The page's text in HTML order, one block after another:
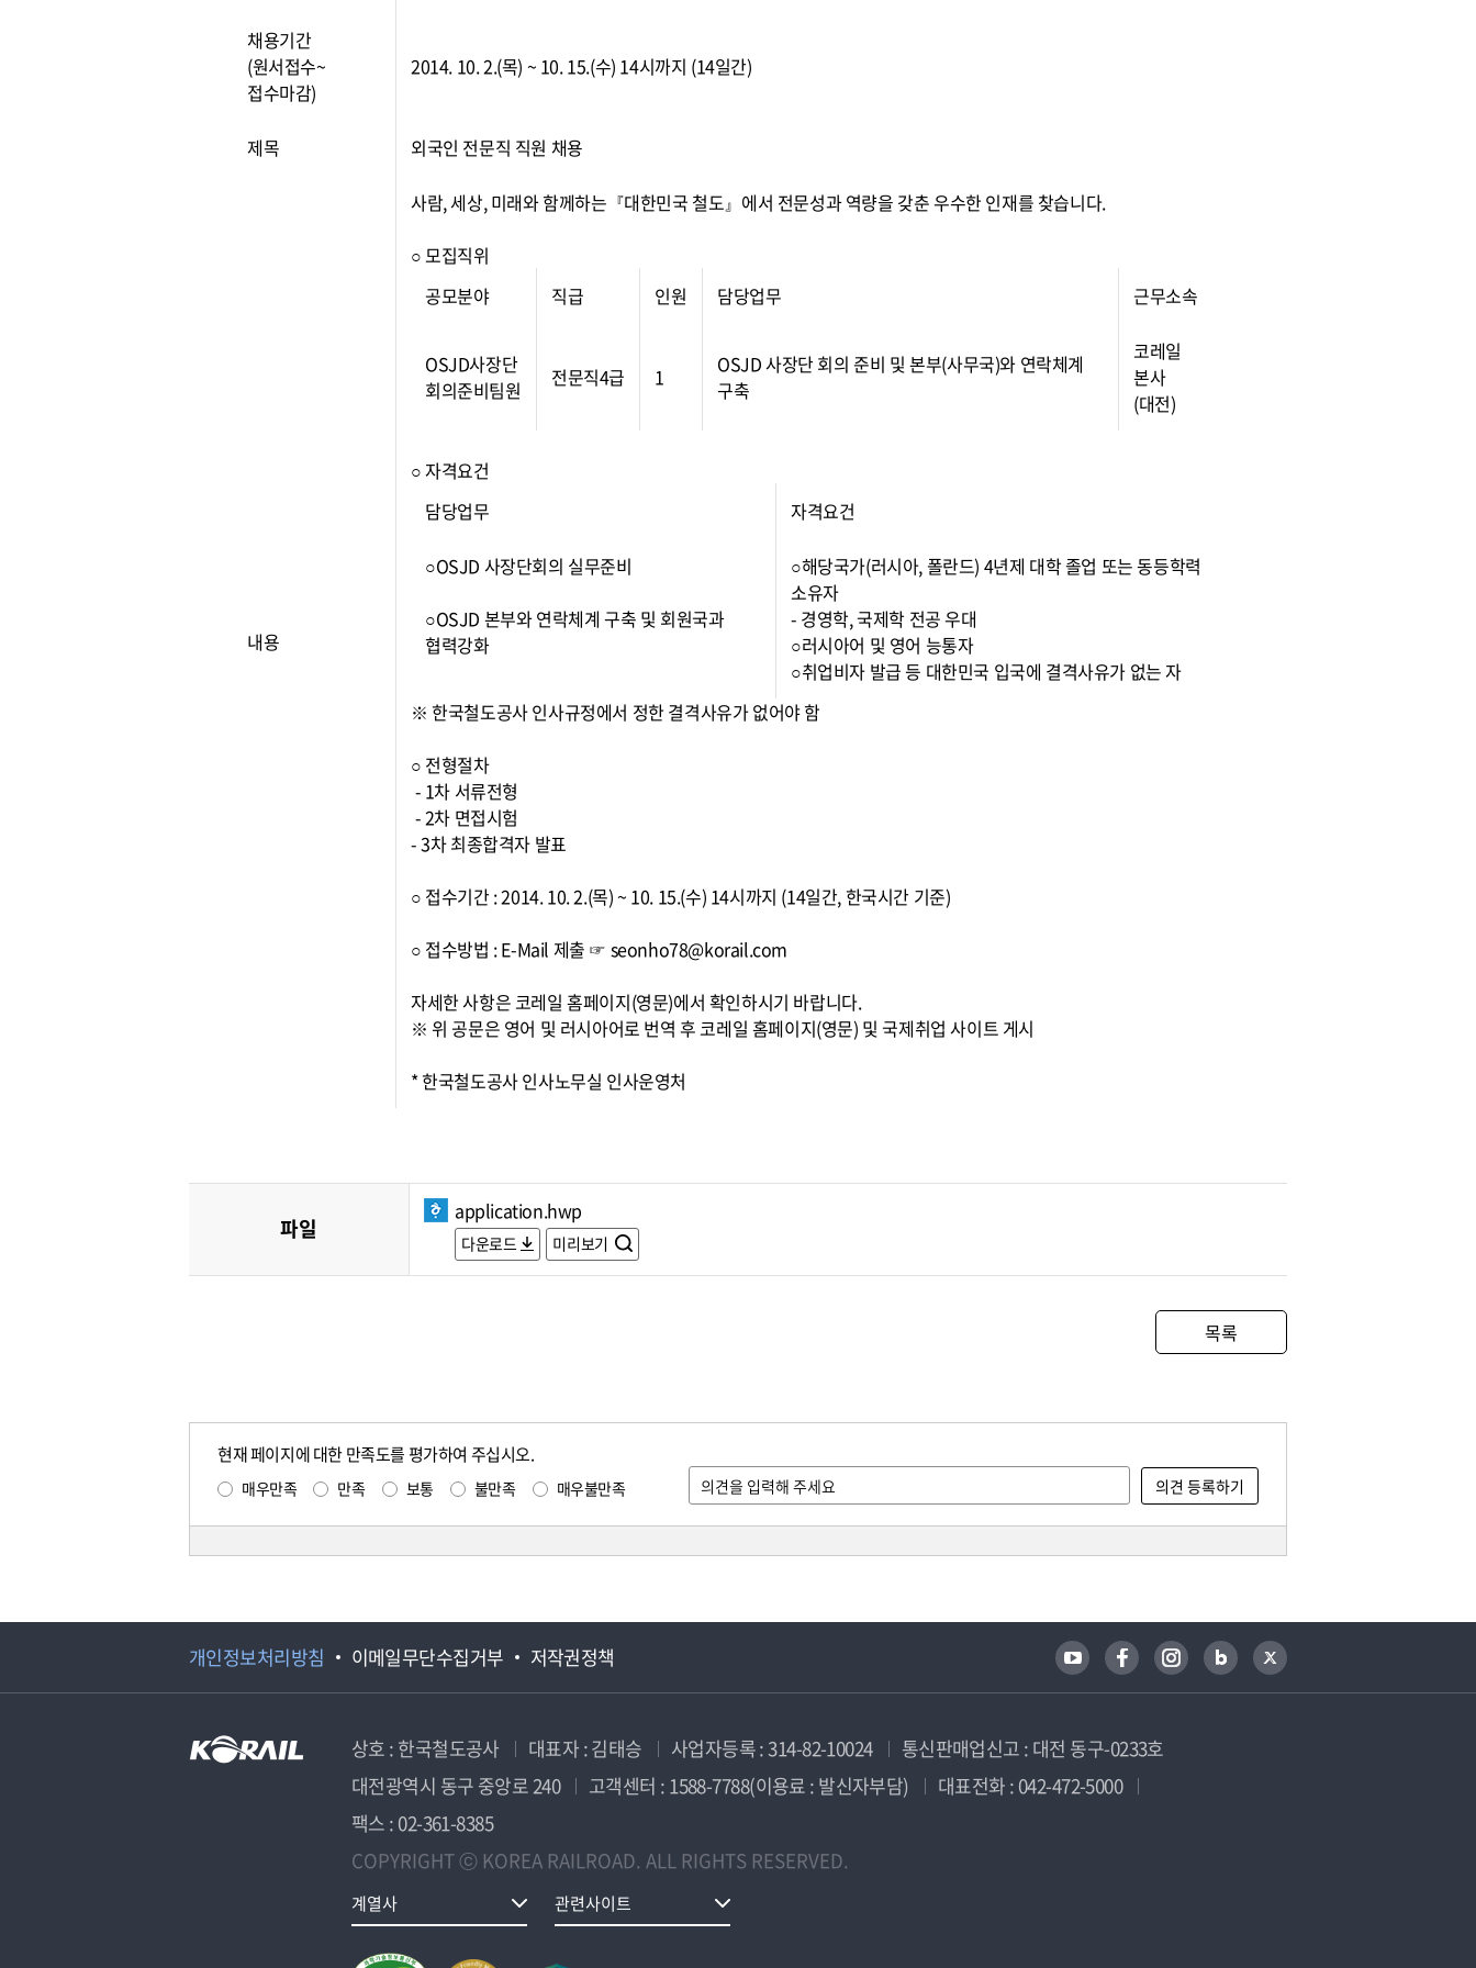
채용기간
(원서접수~
접수마감)
2014. 10. 2.(목) ~ 10. 15.(수) 14시까지 (14일간)
제목 외국인 전문직 직원 채용
내용
사람, 세상, 미래와 함께하는『대한민국 철도』에서 전문성과 역량을 갖춘 우수한 인재를 찾습니다.
○ 모집직위
공모분야
직급 인원 담당업무 근무소속
OSJD사장단
회의준비팀원
전문직4급 1
OSJD 사장단 회의 준비 및 본부(사무국)와 연락체계
구축
코레일
본사
(대전)
○ 자격요건
담당업무
자격요건
○OSJD 사장단회의 실무준비
○OSJD 본부와 연락체계 구축 및 회원국과
협력강화
○해당국가(러시아, 폴란드) 4년제 대학 졸업 또는 동등학력
소유자
- 경영학, 국제학 전공 우대
○러시아어 및 영어 능통자
○취업비자 발급 등 대한민국 입국에 결격사유가 없는 자
※ 한국철도공사 인사규정에서 정한 결격사유가 없어야 함
○ 전형절차
- 1차 서류전형
- 2차 면접시험
- 3차 최종합격자 발표
○ 접수기간 : 2014. 10. 2.(목) ~ 10. 15.(수) 14시까지 (14일간, 한국시간 기준)
○ 접수방법 : E-Mail 제출 ☞ seonho78@korail.com
자세한 사항은 코레일 홈페이지(영문)에서 확인하시기 바랍니다.
※ 위 공문은 영어 및 러시아어로 번역 후 코레일 홈페이지(영문) 및 국제취업 사이트 게시
* 한국철도공사 인사노무실 인사운영처
파일
application.hwp
다운로드 미리보기
목록
현재 페이지에 대한 만족도를 평가하여 주십시오.
매우만족 만족 보통 불만족 매우불만족
개인정보처리방침 이메일무단수집거부 저작권정책
상호 : 한국철도공사 대표자 : 김태승 사업자등록 : 314-82-10024
통신판매업신고 : 대전 동구-0233호
대전광역시 동구 중앙로 240
고객센터 : 1588-7788(이용료 : 발신자부담)
대표전화 : 042-472-5000
팩스 : 02-361-8385
COPYRIGHT ⓒ KOREA RAILROAD. ALL RIGHTS RESERVED.
계열사 관련사이트